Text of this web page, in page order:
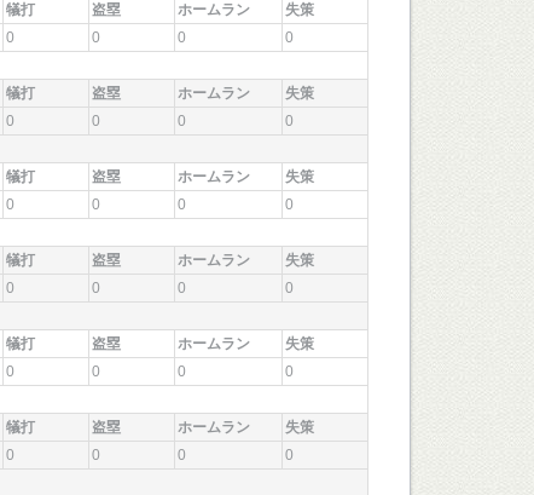
犠打 盗塁 ホームラン
失策
0 0 0
0
犠打 盗塁 ホームラン
失策
0 0 0
0
犠打 盗塁 ホームラン
失策
0 0 0
0
犠打 盗塁 ホームラン
失策
0 0 0
0
犠打 盗塁 ホームラン
失策
0 0 0
0
犠打 盗塁 ホームラン
失策
0 0 0
0